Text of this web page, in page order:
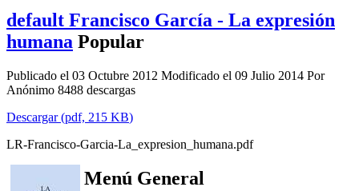
default Francisco García - La expresión
humana Popular
Publicado el 03 Octubre 2012 Modificado el 09 Julio 2014 Por
Anónimo 8488 descargas
Descargar(pdf, 215 KB)
LR-Francisco-Garcia-La_expresion_humana.pdf
Menú General